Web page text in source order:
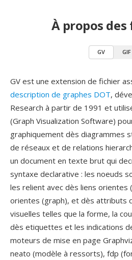
À propos
GV GIF
GV est une extension de fichier
description de graphes DOT,
Research à partir de 1991 et
(Graph Visualization Software)
graphiquement dès diagrammes
de réseaux et de relations
un document en texte brut qui
syntaxe declarative : les noeuds
les relient avec dès liens orientes
orientes (graph), et dès attributs
visuelles telles que la forme, la
dès etiquettes et les indications
moteurs de mise en page
neato (modèle à ressorts), fdp